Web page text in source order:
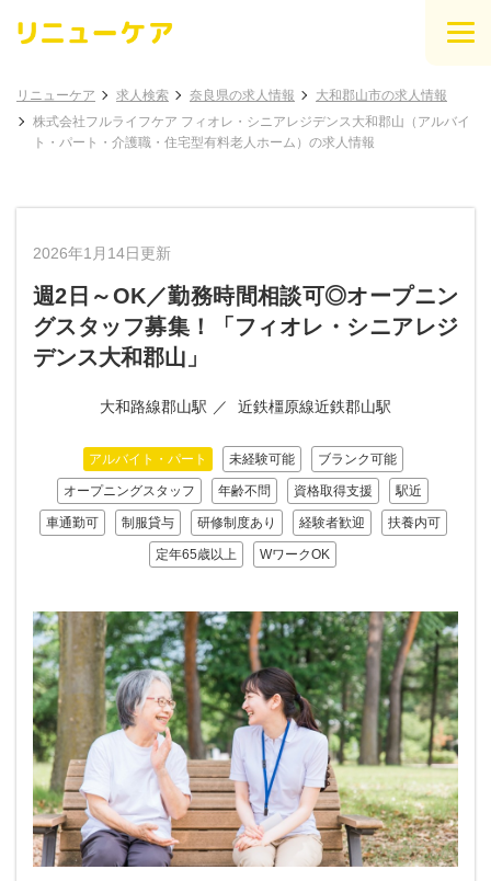
リニューケア 求人検索 奈良県の求人情報
大和郡山市の求人情報
株式会社フルライフケア フィオレ・シニアレジデンス大和郡山（アルバイ
ト・パート・介護職・住宅型有料老人ホーム）の求人情報
2026年1月14日更新
週2日～OK／勤務時間相談可◎オープニン
グスタッフ募集！「フィオレ・シニアレジ
デンス大和郡山」
大和路線郡山駅 近鉄橿原線近鉄郡山駅
アルバイト・パート 未経験可能 ブランク可能
オープニングスタッフ 年齢不問 資格取得支援 駅近
車通勤可 制服貸与 研修制度あり 経験者歓迎 扶養内可
定年65歳以上 WワークOK